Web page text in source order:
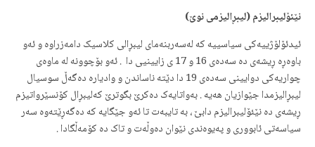
نێئۆلیبرالیزم (لیبڕالیزمی نوێ)
ئیدئۆلۆژییه‌کی سیاسییه‌ که‌ له‌سه‌ربنه‌مای لیبڕالی کلاسیک دامه‌زراوه‌ و ئه‌و
باوه‌ڕه‌ ڕیشه‌ی ده‌ سه‌ده‌ی 16 و 17 ی زایینیی دا . ئه‌و بۆچوونه‌ له‌ ماوه‌ی
چواریه‌کی دوایینی سه‌ده‌ی 19 دا دێته‌ ناساندن و وادیاره‌ ده‌گه‌ڵ سوسیال
لیبڕالیزمدا جێوازیان هه‌یه‌ . به‌واتایه‌ک ده‌کرێ بگوترێ که‌لیبڕال کۆنسێرواتیزم
ڕیشه‌ی ده‌ نێئۆلیبرالیزم دابێ ، به‌ تایبه‌ت تا ئه‌و جێگایه‌ که‌ ده‌گه‌ڕێته‌وه‌ سه‌ر
سیاسه‌تی ئابووری و په‌یوه‌ندی نێوان ده‌وڵه‌ت و تاک ده‌ کۆمه‌ڵگادا .